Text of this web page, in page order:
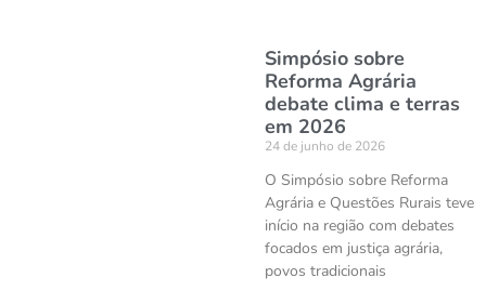
Simpósio sobre
Reforma Agrária
debate clima e terras
em 2026
24 de junho de 2026
O Simpósio sobre Reforma
Agrária e Questões Rurais teve
início na região com debates
focados em justiça agrária,
povos tradicionais